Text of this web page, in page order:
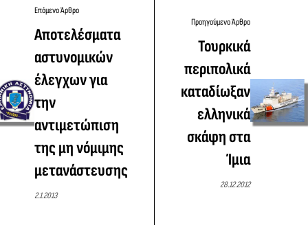
Επόμενο Άρθρο
Αποτελέσματα
αστυνομικών
έλεγχων για
την
αντιμετώπιση
της μη νόμιμης
μετανάστευσης
2.1.2013
Προηγούμενο Άρθρο
Τουρκικά
περιπολικά
καταδίωξαν
ελληνικά
σκάφη στα
Ίμια
28.12.2012